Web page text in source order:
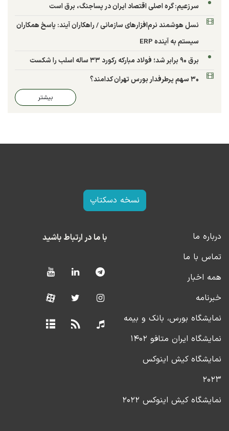
سرزعیم: گره اصلی اقتصاد ایران در پساجنگ، برق است
نسل هوشمند نرم‌افزارهای سازمانی / راهکاران آیند: پاسخ همکاران
سیستم به آینده ERP
برق ۹۰ برابر شد؛ فولاد مبارکه رکورد ۳۳ ساله اسلب را شکست
۳۰ سهم پرطرفدار بورس تهران کدامند؟
بیشتر
نسخه دسکتاپ
درباره ما
تماس با ما
همه اخبار
خبرنامه
نمایشگاه بورس، بانک و بیمه
نمایشگاه ایران متافو ۱۴۰۲
نمایشگاه کیش اینوکس
۲۰۲۳
نمایشگاه کیش اینوکس ۲۰۲۲
با ما در ارتباط باشید